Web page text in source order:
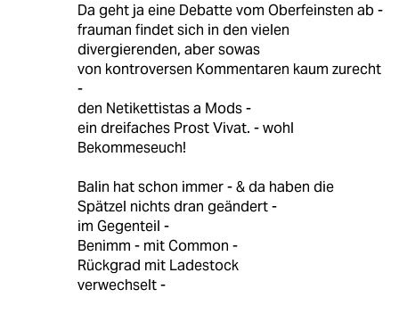
Da geht ja eine Debatte vom Oberfeinsten ab -
frauman findet sich in den vielen
divergierenden, aber sowas
von kontroversen Kommentaren kaum zurecht
-
den Netikettistas a Mods -
ein dreifaches Prost Vivat. - wohl
Bekommeseuch!
Balin hat schon immer - & da haben die
Spätzel nichts dran geändert -
im Gegenteil -
Benimm - mit Common -
Rückgrad mit Ladestock
verwechselt -